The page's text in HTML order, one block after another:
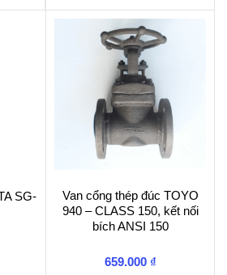
SG-
Van cổng thép đúc TOYO
940 – CLASS 150, kết nối
bích ANSI 150
659.000 ₫